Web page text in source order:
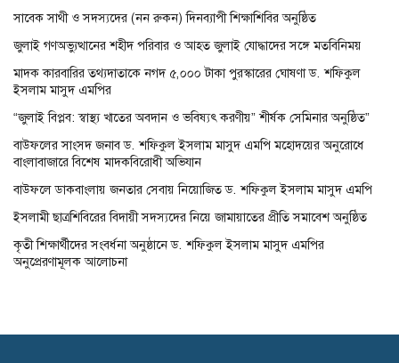
সাবেক সাথী ও সদস্যদের (নন রুকন) দিনব্যাপী শিক্ষাশিবির অনুষ্ঠিত
জুলাই গণঅভ্যুত্থানের শহীদ পরিবার ও আহত জুলাই যোদ্ধাদের সঙ্গে মতবিনিময়
মাদক কারবারির তথ্যদাতাকে নগদ ৫,০০০ টাকা পুরস্কারের ঘোষণা ড. শফিকুল
ইসলাম মাসুদ এমপির
“জুলাই বিপ্লব: স্বাস্থ্য খাতের অবদান ও ভবিষ্যৎ করণীয়” শীর্ষক সেমিনার অনুষ্ঠিত”
বাউফলের সাংসদ জনাব ড. শফিকুল ইসলাম মাসুদ এমপি মহোদয়ের অনুরোধে
বাংলাবাজারে বিশেষ মাদকবিরোধী অভিযান
বাউফলে ডাকবাংলায় জনতার সেবায় নিয়োজিত ড. শফিকুল ইসলাম মাসুদ এমপি
ইসলামী ছাত্রশিবিরের বিদায়ী সদস্যদের নিয়ে জামায়াতের প্রীতি সমাবেশ অনুষ্ঠিত
কৃতী শিক্ষার্থীদের সংবর্ধনা অনুষ্ঠানে ড. শফিকুল ইসলাম মাসুদ এমপির
অনুপ্রেরণামূলক আলোচনা